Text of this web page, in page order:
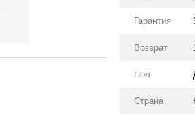
Гарантия
Возврат
Пол
Страна